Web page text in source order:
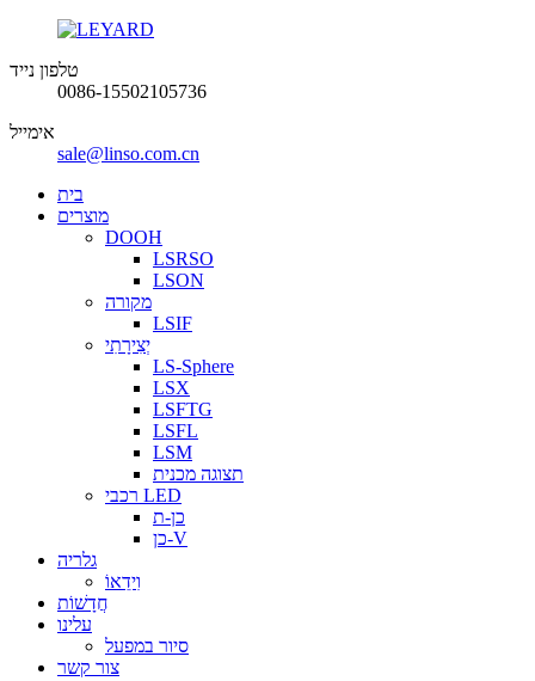
טלפון נייד
0086-15502105736
אימייל
sale@linso.com.cn
בית
מוצרים
DOOH
LSRSO
LSON
מקורה
LSIF
יְצִירָתִי
LS-Sphere
LSX
LSFTG
LSFL
LSM
תצוגה מכנית
רכבי LED
כן-ת
כן-V
גלריה
וִידֵאוֹ
חֲדָשׁוֹת
עלינו
סיור במפעל
צור קשר